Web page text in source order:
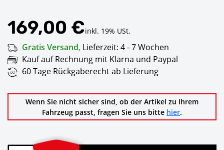
169,00 €inkl. 19% USt.
Gratis Versand, Lieferzeit: 4 - 7 Wochen
Kauf auf Rechnung mit Klarna und Paypal
60 Tage Rückgaberecht ab Lieferung
Wenn Sie nicht sicher sind, ob der Artikel zu Ihrem
Fahrzeug passt, fragen Sie uns bitte hier.